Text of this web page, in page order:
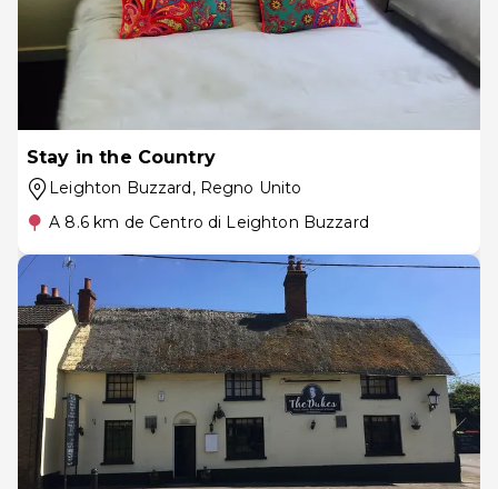
Stay in the Country
Leighton Buzzard, Regno Unito
A 8.6 km de Centro di Leighton Buzzard